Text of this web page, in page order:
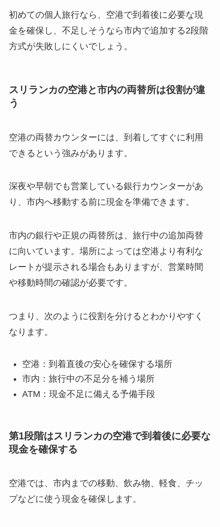
初めての個人旅行なら、空港で到着後に必要な現
金を確保し、不足しそうなら市内で追加する2段階
方式が失敗しにくいでしょう。
スリランカの空港と市内の両替所は役割が違
う
空港の両替カウンターには、到着してすぐに利用
できるという強みがあります。
深夜や早朝でも営業している銀行カウンターがあ
り、市内へ移動する前に現金を準備できます。
市内の銀行や正規の両替所は、旅行中の追加両替
に向いています。場所によっては空港より有利な
レートが提示される場合もありますが、営業時間
や移動時間の確認が必要です。
つまり、次のように役割を分けるとわかりやすく
なります。
空港：到着直後の安心を確保する場所
市内：旅行中の不足分を補う場所
ATM：現金不足に備える予備手段
第1段階はスリランカの空港で到着後に必要な
現金を確保する
空港では、市内までの移動、飲み物、軽食、チッ
プなどに使う現金を確保します。